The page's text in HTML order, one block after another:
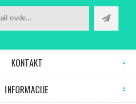
KONTAKT
INFORMACIJE